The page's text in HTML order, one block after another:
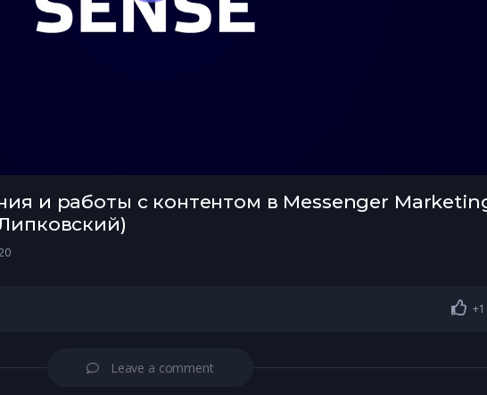
и работы с контентом в Messenger
+1
Leave a comment